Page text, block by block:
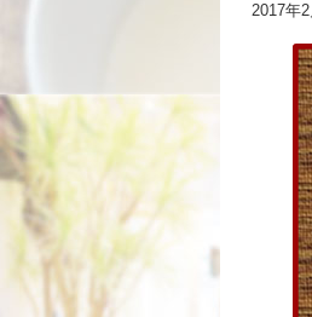
2017年2